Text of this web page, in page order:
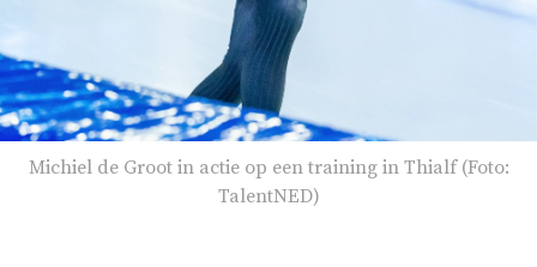
Michiel de Groot in actie op een training in Thialf (Foto:
TalentNED)